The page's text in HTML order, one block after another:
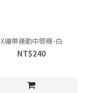
X繃帶運動中筒襪-白
NT$240